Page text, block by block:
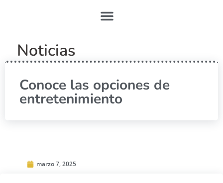
Noticias
Conoce las opciones de
entretenimiento
marzo 7, 2025